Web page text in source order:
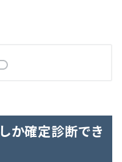
か確定診断でき